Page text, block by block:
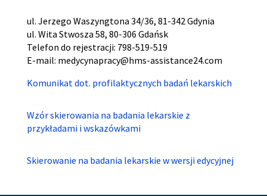
ul. Jerzego Waszyngtona 34/36, 81-342 Gdynia
ul. Wita Stwosza 58, 80-306 Gdańsk
Telefon do rejestracji: 798-519-519
E-mail: medycynapracy@hms-assistance24.com
Komunikat dot. profilaktycznych badań lekarskich
Wzór skierowania na badania lekarskie z
przykładami i wskazówkami
Skierowanie na badania lekarskie w wersji edycyjnej